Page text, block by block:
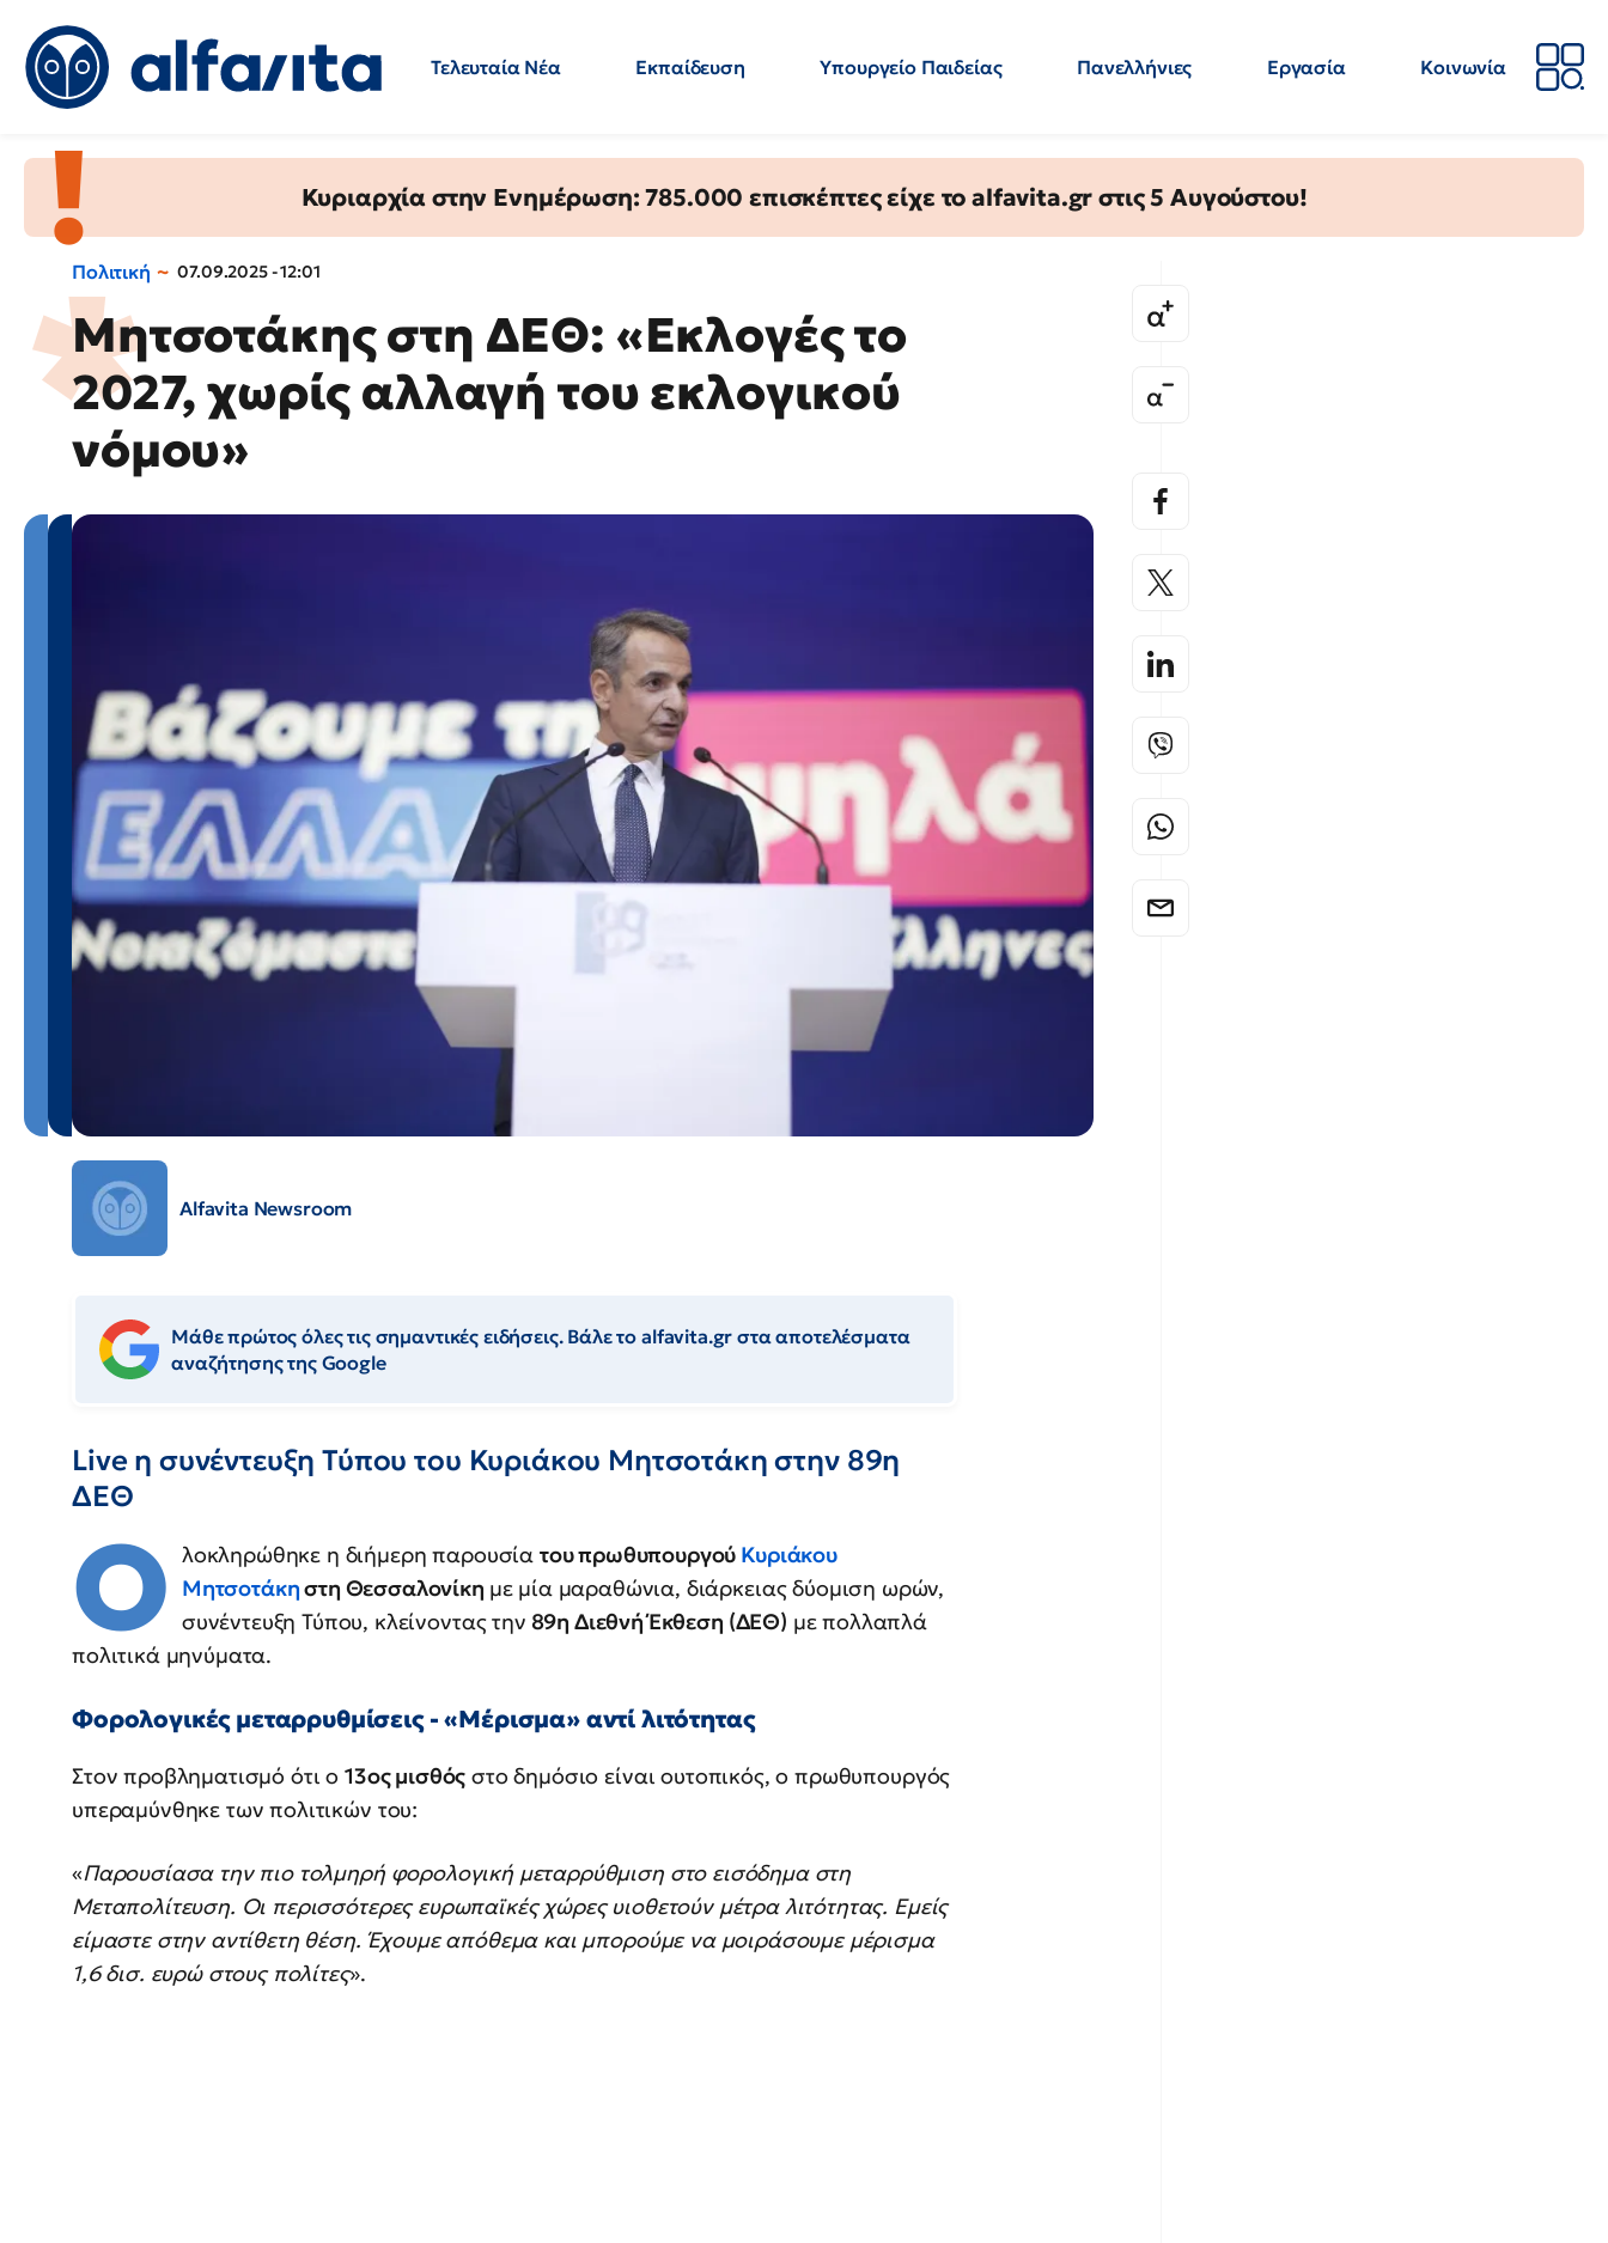
Τελευταία Νέα Εκπαίδευση Υπουργείο Παιδείας Πανελλήνιες Εργασία
Κοινωνία
Κυριαρχία στην Ενημέρωση: 785.000 επισκέπτες είχε το alfavita.gr στις 5 Αυγούστου!
Πολιτική 07.09.2025 - 12:01
Μητσοτάκης στη ΔΕΘ: «Εκλογές το
2027, χωρίς αλλαγή του εκλογικού
νόμου»
Alfavita Newsroom
Μάθε πρώτος όλες τις σημαντικές ειδήσεις. Βάλε το alfavita.gr στα αποτελέσματα
αναζήτησης της Google
Live η συνέντευξη Τύπου του Κυριάκου Μητσοτάκη στην 89η
ΔΕΘ
Ο λοκληρώθηκε η διήμερη παρουσία του πρωθυπουργού Κυριάκου
Μητσοτάκηστη Θεσσαλονίκη με μία μαραθώνια, διάρκειας δύομιση ωρών,
συνέντευξη Τύπου, κλείνοντας την 89η Διεθνή Έκθεση (ΔΕΘ) με πολλαπλά
πολιτικά μηνύματα.
Φορολογικές μεταρρυθμίσεις - «Μέρισμα» αντί λιτότητας
Στον προβληματισμό ότι ο 13ος μισθός στο δημόσιο είναι ουτοπικός, ο πρωθυπουργός
υπεραμύνθηκε των πολιτικών του:
«Παρουσίασα την πιο τολμηρή φορολογική μεταρρύθμιση στο εισόδημα στη
Μεταπολίτευση. Οι περισσότερες ευρωπαϊκές χώρες υιοθετούν μέτρα λιτότητας. Εμείς
είμαστε στην αντίθετη θέση. Έχουμε απόθεμα και μπορούμε να μοιράσουμε μέρισμα
1,6 δισ. ευρώ στους πολίτες».